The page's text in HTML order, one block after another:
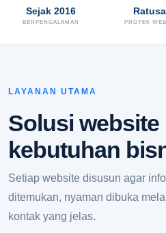
Sejak 2016
BERPENGALAMAN PROYEK
LAYANAN UTAMA
Solusi
kebutuhan
Setiap website disusun agar
ditemukan, nyaman dibuka
kontak yang jelas.